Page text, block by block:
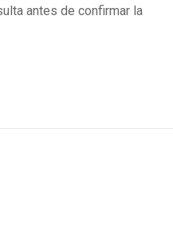
antes de confirmar la